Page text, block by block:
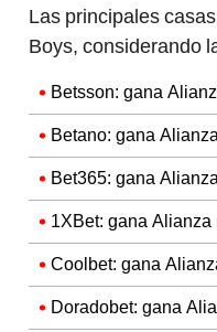
Las principales
Boys, considerando
Betsson: gana
Betano: gana
Bet365: gana
1XBet: gana Alianza
Coolbet: gana
Doradobet: gana